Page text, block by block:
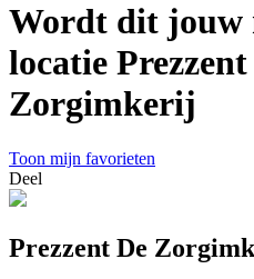
Wordt dit jouw
locatie Prezzent
Zorgimkerij
Toon mijn favorieten
Deel
Prezzent De